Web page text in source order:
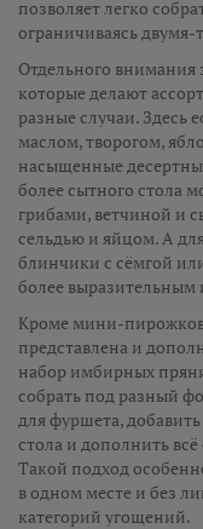
позволяет легко
ограничиваясь
Отдельного
которые делают
разные случаи. Здесь
маслом, творогом,
насыщенные
более сытного стола
грибами, ветчиной и
сельдью и яйцом. А
блинчики с сёмгой
более
Кроме мини-
представлена и
набор имбирных
собрать под разный
для фуршета,
стола и дополнить
Такой подход
в одном месте и без
категорий угощений.